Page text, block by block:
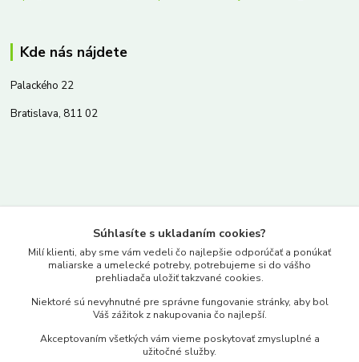
Kde nás nájdete
Palackého 22
Bratislava, 811 02
www.merkantil.sk
Pondelok-Piatok: 9.00-17.00hod.
objednavky@merkantil-obchod.sk
Súhlasíte s ukladaním cookies?
Milí klienti, aby sme vám vedeli čo najlepšie odporúčať a ponúkať
maliarske a umelecké potreby, potrebujeme si do vášho
prehliadača uložiť takzvané cookies.
Niektoré sú nevyhnutné pre správne fungovanie stránky, aby bol
Váš zážitok z nakupovania čo najlepší.
Akceptovaním všetkých vám vieme poskytovať zmysluplné a
užitočné služby.